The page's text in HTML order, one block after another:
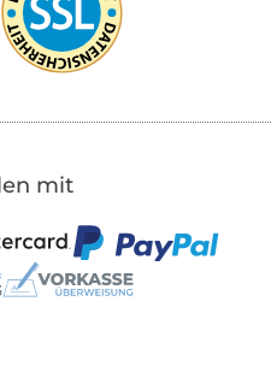
mit